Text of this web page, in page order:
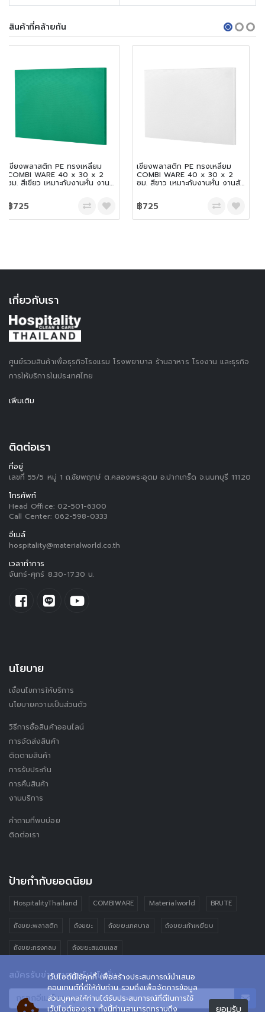
สินค้าที่คล้ายกัน
เขียงพลาสติก PE ทรงเหลี่ยม
COMBI WARE 40 x 30 x 2
ซม. สีขาว เหมาะกับงานหั่น งานสับ
฿725
เขียงพลาสติก PE ทรงเหลี่ยม
COMBI WARE 40 x 30 x 2
ซม. สีเหลือง เหมาะกับงานหั่น งาน
฿725
เว็ปไซต์นี้ใช้คุกกี้ เพื่อสร้างประสบการณ์นำเสนอ
คอนเทนต์ที่ดีให้กับท่าน รวมถึงเพื่อจัดการข้อมูล
ส่วนบุคคลให้ท่านได้รับประสบการณ์ที่ดีในการใช้
เว็ปไซต์ของเรา ทั้งนี้ท่านสามารถทราบถึง
ยอมรับ
เกี่ยวกับเรา
ศูนย์รวมสินค้าเพื่อธุรกิจโรงแรม โรงพยาบาล ร้านอาหาร โรงงาน และธุรกิจ
การให้บริการในประเทศไทย
เพิ่มเติม
ติดต่อเรา
ที่อยู่
เลขที่ 55/5 หมู่ 1 ถ.ชัยพฤกษ์ ต.คลองพระอุดม อ.ปากเกร็ด จ.นนทบุรี 11120
โทรศัพท์
Head Office: 02-501-6300
Call Center: 062-598-0333
อีเมล์
hospitality@materialworld.co.th
เวลาทำการ
จันทร์-ศุกร์ 8.30-17.30 น.
นโยบาย
เงื่อนไขการให้บริการ
นโยบายความเป็นส่วนตัว
วิธีการซื้อสินค้าออนไลน์
การจัดส่งสินค้า
ติดตามสินค้า
การรับประกัน
การคืนสินค้า
งานบริการ
คำถามที่พบบ่อย
ติดต่อเรา
ป้ายกำกับยอดนิยม
HospitalityThailand COMBIWARE Materialworld BRUTE
ถังขยะพลาสติก ถังขยะ ถังขยะเทศบาล ถังขยะเท้าเหยียบ
ถังขยะทรงกลม ถังขยะสแตนเลส
สมัครรับข่าวสารและโปรโมชั่น